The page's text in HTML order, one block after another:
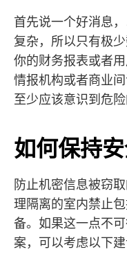
首先说一个好消息
复杂，所以只有极
你的财务报表或者
情报机构或者商业
至少应该意识到危险
如何保持
防止机密信息被窃
理隔离的室内禁止
备。如果这一点不
案，可以考虑以下建